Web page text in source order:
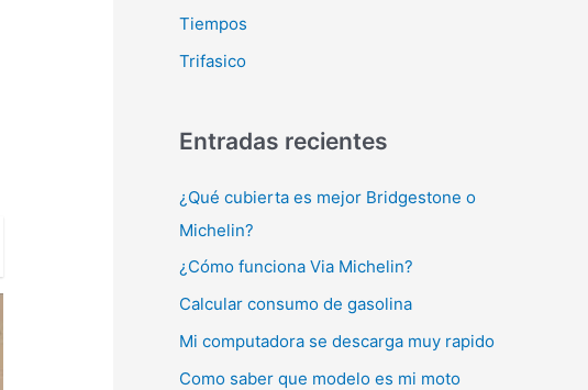
Tiempos
Trifasico
Entradas recientes
¿Qué cubierta es mejor Bridgestone o
Michelin?
¿Cómo funciona Via Michelin?
Calcular consumo de gasolina
Mi computadora se descarga muy rapido
Como saber que modelo es mi moto